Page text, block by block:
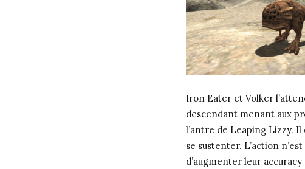
Iron Eater et Volker
descendant menant aux
l’antre de Leaping Lizzy.
se sustenter. L’action
d’augmenter leur